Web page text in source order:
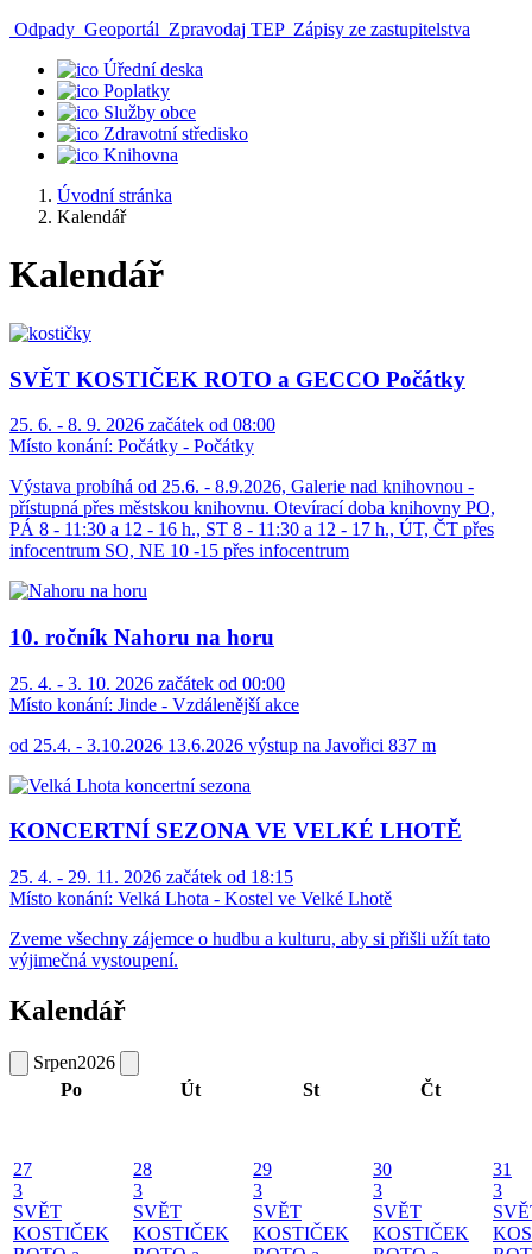
Odpady Geoportál Zpravodaj TEP Zápisy ze zastupitelstva
Úřední deska
Poplatky
Služby obce
Zdravotní středisko
Knihovna
Úvodní stránka
Kalendář
Kalendář
SVĚT KOSTIČEK ROTO a GECCO Počátky
25. 6. - 8. 9. 2026 začátek od 08:00
Místo konání: Počátky - Počátky
Výstava probíhá od 25.6. - 8.9.2026, Galerie nad knihovnou -
přístupná přes městskou knihovnu. Otevírací doba knihovny PO,
PÁ 8 - 11:30 a 12 - 16 h., ST 8 - 11:30 a 12 - 17 h., ÚT, ČT přes
infocentrum SO, NE 10 -15 přes infocentrum
10. ročník Nahoru na horu
25. 4. - 3. 10. 2026 začátek od 00:00
Místo konání: Jinde - Vzdálenější akce
od 25.4. - 3.10.2026 13.6.2026 výstup na Javořici 837 m
KONCERTNÍ SEZONA VE VELKÉ LHOTĚ
25. 4. - 29. 11. 2026 začátek od 18:15
Místo konání: Velká Lhota - Kostel ve Velké Lhotě
Zveme všechny zájemce o hudbu a kulturu, aby si přišli užít tato
výjimečná vystoupení.
Kalendář
Srpen2026
Po
Út St Čt
27
3
SVĚT
KOSTIČEK
28
3
SVĚT
KOSTIČEK
29
3
SVĚT
KOSTIČEK
30
3
SVĚT
KOSTIČEK
31
3